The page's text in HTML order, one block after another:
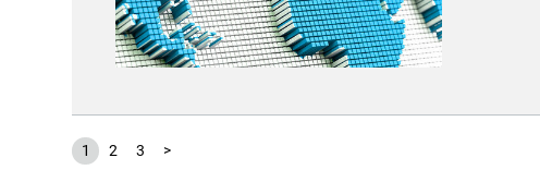
1 2 3 >